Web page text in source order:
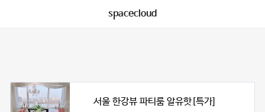
spacecloud
서울 한강뷰 파티룸 알유핫[특가]